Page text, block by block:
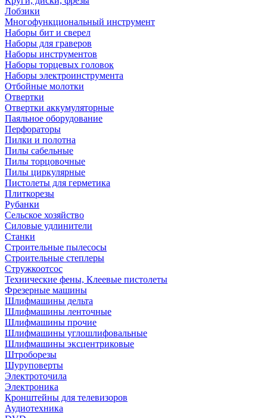
Лобзики
Многофункциональный инструмент
Наборы бит и сверел
Наборы для граверов
Наборы инструментов
Наборы торцевых головок
Наборы электроинструмента
Отбойные молотки
Отвертки
Отвертки аккумуляторные
Паяльное оборудование
Перфораторы
Пилки и полотна
Пилы сабельные
Пилы торцовочные
Пилы циркулярные
Пистолеты для герметика
Плиткорезы
Рубанки
Сельское хозяйство
Силовые удлинители
Станки
Строительные пылесосы
Строительные степлеры
Стружкоотсос
Технические фены, Клеевые пистолеты
Фрезерные машины
Шлифмашины дельта
Шлифмашины ленточные
Шлифмашины прочие
Шлифмашины углошлифовальные
Шлифмашины эксцентриковые
Штроборезы
Шуруповерты
Электроточила
Электроника
Кронштейны для телевизоров
Аудиотехника